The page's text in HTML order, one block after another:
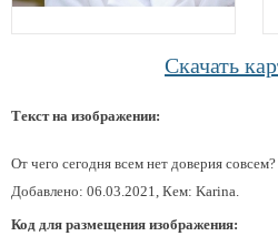
Скачать
Текст на изображении:
От чего сегодня всем нет доверия
Добавлено: 06.03.2021, Кем: Karina.
Код для размещения изображения: